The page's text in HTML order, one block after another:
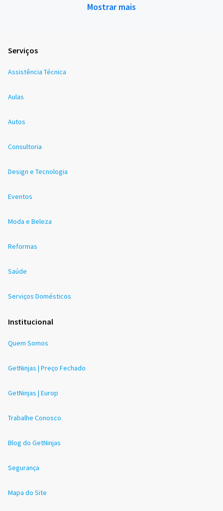
Mostrar mais
Serviços
Assistência Técnica
Aulas
Autos
Consultoria
Design e Tecnologia
Eventos
Moda e Beleza
Reformas
Saúde
Serviços Domésticos
Institucional
Quem Somos
GetNinjas | Preço Fechado
GetNinjas | Europ
Trabalhe Conosco
Blog do GetNinjas
Segurança
Mapa do Site